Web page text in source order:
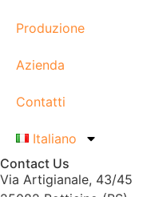
Produzione
Azienda
Contatti
Italiano
Contact Us
Via Artigianale, 43/45